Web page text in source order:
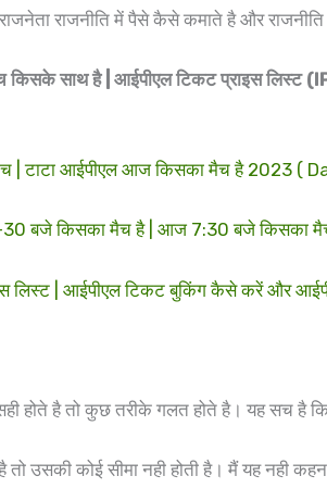
राजनीति में पैसे कैसे कमाते है और
साथ है | आईपीएल टिकट प्राइस लिस्ट
टाटा आईपीएल आज किसका मैच है 2023 (
बजे किसका मैच है | आज 7:30 बजे किसका
| आईपीएल टिकट बुकिंग कैसे करें और
होते है तो कुछ तरीके गलत होते है। यह सच
उसकी कोई सीमा नही होती है। मैं यह नही